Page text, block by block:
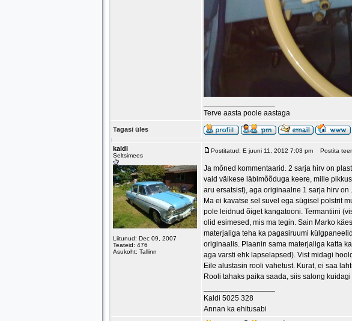
Terve aasta poole aastaga
Tagasi üles
kaldi
Seltsimees
Liitunud: Dec 09, 2007
Teateid: 476
Asukoht: Tallinn
Postitatud: E juuni 11, 2012 7:03 pm Postita
Ja mõned kommentaarid. 2 sarja hirv on
vaid väikese läbimõõduga keere, mille
aru ersatsist), aga originaalne 1 sarja hirv on
Ma ei kavatse sel suvel ega sügisel polstrit
pole leidnud õiget kangatooni. Termantiini
olid esimesed, mis ma tegin. Sain Marko
materjaliga teha ka pagasiruumi
originaalis. Plaanin sama materjaliga katta
aga varsti ehk lapselapsed). Vist midagi
Eile alustasin rooli vahetust. Kurat, ei saa
Rooli tahaks paika saada, siis salong
Kaldi 5025 328
Annan ka ehitusabi